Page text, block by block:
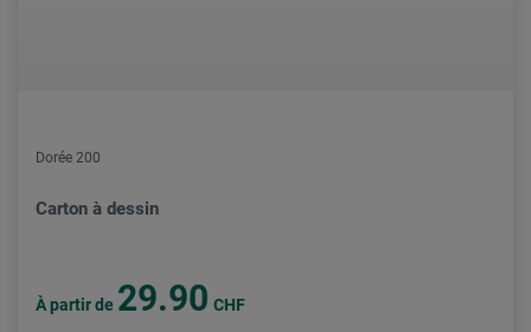
Dorée 200
Carton à dessin
À partir de 29.90 CHF